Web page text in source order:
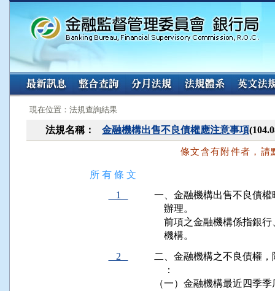
:::
現在位置：法規查詢結果
法規名稱： 金融機構出售不良債權應注意事項
條文含有附件者，請
所 有 條 文
1
一、金融機構出售不良債
    辦理。
前項之金融機構係指銀
    機構。
2
二、金融機構之不良債權
    ：
（一）金融機構最近四季